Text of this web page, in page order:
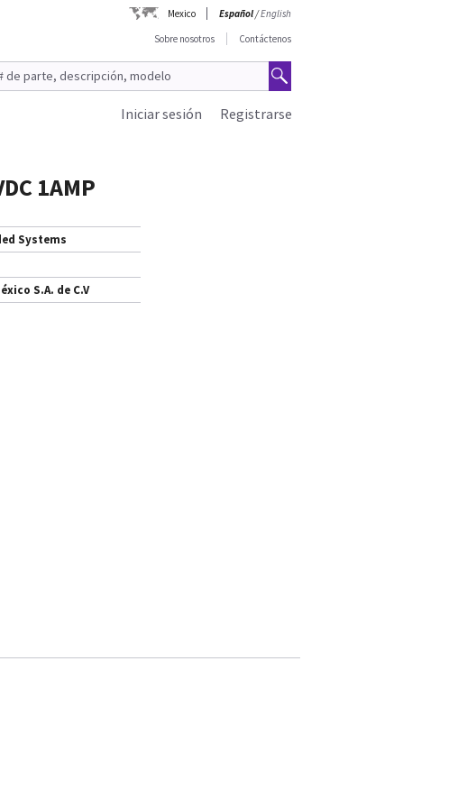
Mexico Español/English
Sobre nosotros
Contáctenos
Registrarse
Iniciar sesión
1AMP
Systems
S.A. de C.V